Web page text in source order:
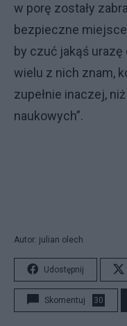
w porę zostały
bezpieczne
by czuć jakąś
wielu z nich znam,
zupełnie inaczej,
naukowych”.
Autor: julian olech
Udostępnij
Skomentuj 30